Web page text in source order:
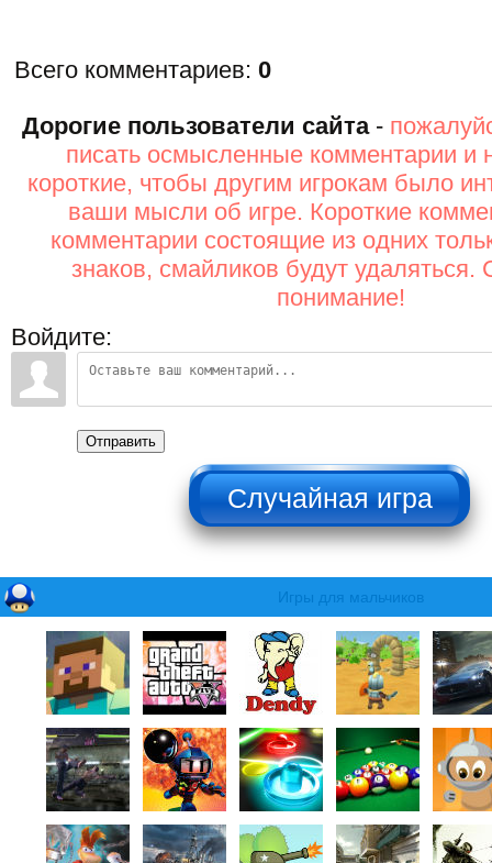
Всего комментариев: 0
Дорогие пользователи сайта-
писать осмысленные комментарии и
короткие, чтобы другим игрокам было
ваши мысли об игре. Короткие
комментарии состоящие из одних
знаков, смайликов будут удаляться.
понимание!
Войдите:
Отправить
НЕ НАЖИМАТЬ!!!
Игры для мальчиков